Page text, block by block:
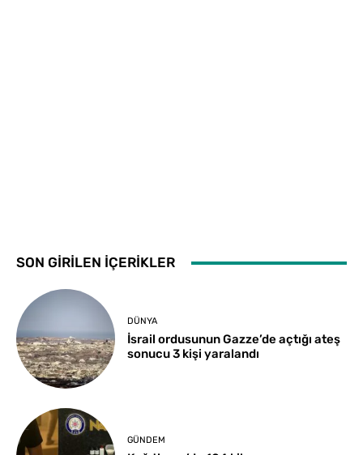
SON GİRİLEN İÇERİKLER
DÜNYA
İsrail ordusunun Gazze’de açtığı ateş
sonucu 3 kişi yaralandı
GÜNDEM